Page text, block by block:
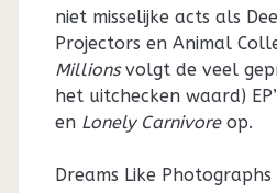
niet misselijke acts als
Projectors en Animal
Millionsvolgt de veel
het uitchecken waard)
en Lonely Carnivoreop.
Dreams Like